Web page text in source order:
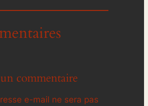
commentaire
e-mail ne sera pas